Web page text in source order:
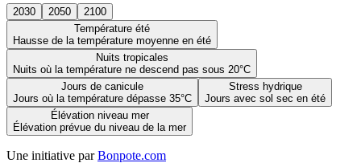
2030 2050
2100
Température été
Hausse de la température moyenne en été
Nuits tropicales
Nuits où la température ne descend pas sous 20°C
Jours de canicule
Jours où la température dépasse 35°C
Stress hydrique
Jours avec sol sec en été
Élévation niveau mer
Élévation prévue du niveau de la mer
Une initiative par Bonpote.com